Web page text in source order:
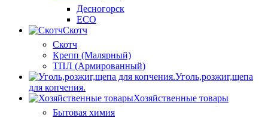
Десногорск
ECO
Скотч
Скотч
Крепп (Малярный)
ТПЛ (Армированный)
Уголь,розжиг,щепа
для копчения.
Хозяйственные товары
Бытовая химия